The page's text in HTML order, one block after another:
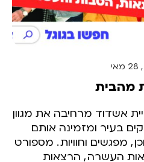
מהבית
אשדוד מרחיבה את מגוון
בעיר ומזמינה אותם
, מפגשים וחוויות. מספורט
העשרה, הרצאות